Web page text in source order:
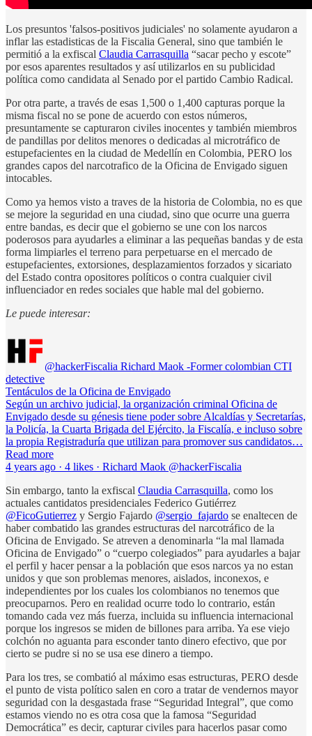
Los presuntos 'falsos-positivos judiciales' no solamente ayudaron a
inflar las estadisticas de la Fiscalia General, sino que también le
permitió a la exfiscal Claudia Carrasquilla “sacar pecho y escote”
por esos aparentes resultados y así utilizarlos en su publicidad
política como candidata al Senado por el partido Cambio Radical.
Por otra parte, a través de esas 1,500 o 1,400 capturas porque la
misma fiscal no se pone de acuerdo con estos números,
presuntamente se capturaron civiles inocentes y también miembros
de pandillas por delitos menores o dedicadas al microtráfico de
estupefacientes en la ciudad de Medellín en Colombia, PERO los
grandes capos del narcotrafico de la Oficina de Envigado siguen
intocables.
Como ya hemos visto a traves de la historia de Colombia, no es que
se mejore la seguridad en una ciudad, sino que ocurre una guerra
entre bandas, es decir que el gobierno se une con los narcos
poderosos para ayudarles a eliminar a las pequeñas bandas y de esta
forma limpiarles el terreno para perpetuarse en el mercado de
estupefacientes, extorsiones, desplazamientos forzados y sicariato
del Estado contra opositores políticos o contra cualquier civil
influenciador en redes sociales que hable mal del gobierno.
Le puede interesar:
@hackerFiscalia Richard Maok -Former colombian CTI
detective
Tentáculos de la Oficina de Envigado
Según un archivo judicial, la organización criminal Oficina de
Envigado desde su génesis tiene poder sobre Alcaldías y Secretarías,
la Policía, la Cuarta Brigada del Ejército, la Fiscalía, e incluso sobre
la propia Registraduría que utilizan para promover sus candidatos…
Read more
4 years ago · 4 likes · Richard Maok @hackerFiscalia
Sin embargo, tanto la exfiscal Claudia Carrasquilla, como los
actuales cantidatos presidenciales Federico Gutiérrez
@FicoGutierrez y Sergio Fajardo @sergio_fajardo se enaltecen de
haber combatido las grandes estructuras del narcotráfico de la
Oficina de Envigado. Se atreven a denominarla “la mal llamada
Oficina de Envigado” o “cuerpo colegiados” para ayudarles a bajar
el perfil y hacer pensar a la población que esos narcos ya no estan
unidos y que son problemas menores, aislados, inconexos, e
independientes por los cuales los colombianos no tenemos que
preocuparnos. Pero en realidad ocurre todo lo contrario, están
tomando cada vez más fuerza, incluida su influencia internacional
porque los ingresos se miden de billones para arriba. Ya ese viejo
colchón no aguanta para esconder tanto dinero efectivo, que por
cierto se pudre si no se usa ese dinero a tiempo.
Para los tres, se combatió al máximo esas estructuras, PERO desde
el punto de vista político salen en coro a tratar de vendernos mayor
seguridad con la desgastada frase “Seguridad Integral”, que como
estamos viendo no es otra cosa que la famosa “Seguridad
Democrática” es decir, capturar civiles para hacerlos pasar como